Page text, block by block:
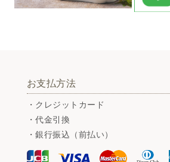
お支払方法
・クレジットカード
・代金引換
・銀行振込（前払い）